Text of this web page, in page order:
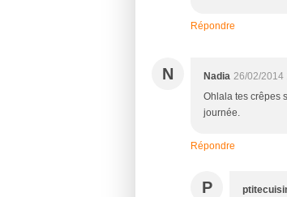
Répondre
N Nadia 26/02/2014
Ohlala tes crêpes
journée.
Répondre
P